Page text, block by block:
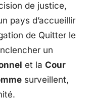
de justice,
pays d’accueillir
de Quitter le
un
et la Cour
surveillent,